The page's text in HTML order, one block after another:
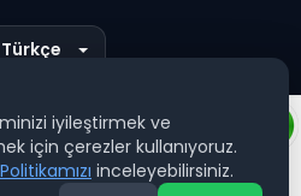
Türkçe
iyileştirmek ve
için çerezler kullanıyoruz.
inceleyebilirsiniz.